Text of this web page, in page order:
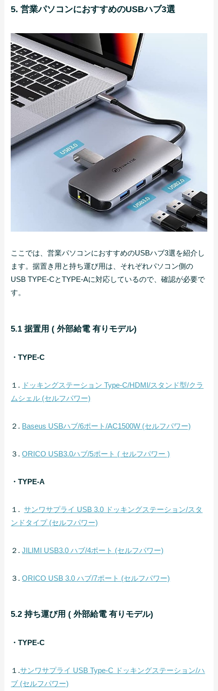
5. 営業パソコンにおすすめのUSBハブ3選
ここでは、営業パソコンにおすすめのUSBハブ3選を紹介し
ます。据置き用と持ち運び用は、それぞれパソコン側の
USB TYPE-CとTYPE-Aに対応しているので、確認が必要で
す。
5.1 据置用 ( 外部給電 有りモデル)
・TYPE-C
１. ドッキングステーション Type-C/HDMI/スタンド型/クラ
ムシェル (セルフパワー)
２. Baseus USBハブ/6ポート/AC1500W (セルフパワー)
３.ORICO USB3.0ハブ/5ポート ( セルフパワー )
・TYPE-A
１.サンワサプライ USB 3.0 ドッキングステーション/スタ
ンドタイプ (セルフパワー)
２.JILIMI USB3.0 ハブ/4ポート (セルフパワー)
３.ORICO USB 3.0 ハブ/7ポート (セルフパワー)
5.2 持ち運び用 ( 外部給電 有りモデル)
・TYPE-C
１.サンワサプライ USB Type-C ドッキングステーション/ハ
ブ (セルフパワー)